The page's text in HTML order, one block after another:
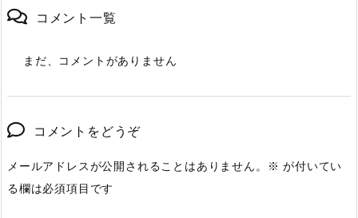
コメント一覧
まだ、コメントがありません
コメントをどうぞ
メールアドレスが公開されることはありません。 ※ が付いてい
る欄は必須項目です